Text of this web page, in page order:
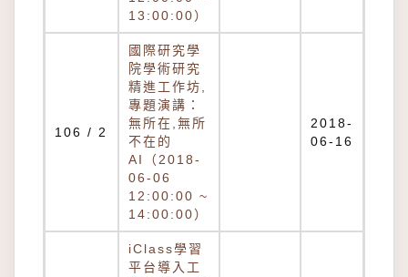
13:00:00）
106 / 2
國際研究學
院學術研究
精進工作坊,
專題演講：
無所在,無所
不在的
AI（2018-
06-06
12:00:00 ~
14:00:00）
2018-
06-16
iClass學習
平台導入工